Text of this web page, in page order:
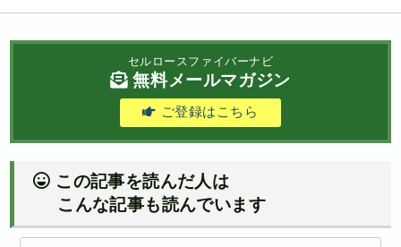
セルロースファイバーナビ
無料メールマガジン
ご登録はこちら
この記事を読んだ人は
こんな記事も読んでいます